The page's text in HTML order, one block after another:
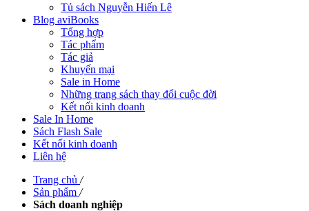
Tủ sách Nguyễn Hiến Lê
Blog aviBooks
Tổng hợp
Tác phẩm
Tác giả
Khuyến mại
Sale in Home
Những trang sách thay đổi cuộc đời
Kết nối kinh doanh
Sale In Home
Sách Flash Sale
Kết nối kinh doanh
Liên hệ
Trang chủ /
Sản phẩm /
Sách doanh nghiệp